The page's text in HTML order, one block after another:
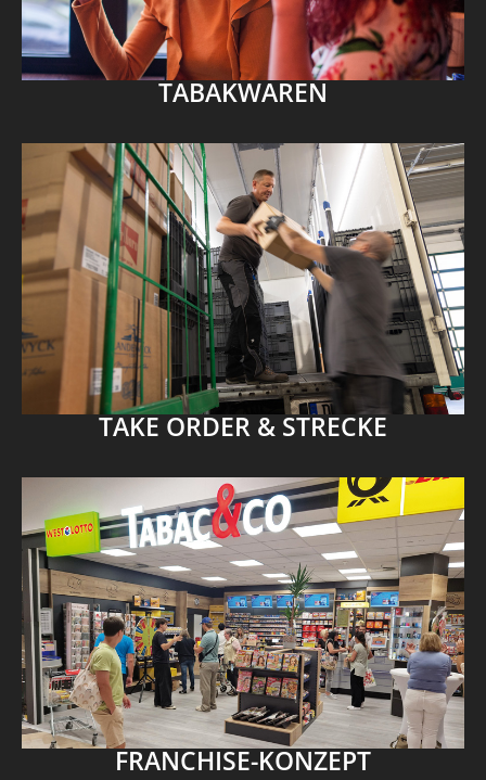
TABAKWAREN
TAKE ORDER & STRECKE
FRANCHISE-KONZEPT